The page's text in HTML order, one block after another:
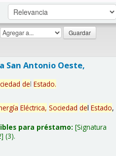
San Antonio Oeste,
del Estado.
Eléctrica, Sociedad del Estado,
para préstamo: Signatura
(3).